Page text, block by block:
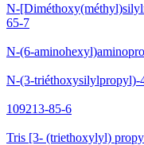
N-
65-7
N-(6-
N-(3-triéthoxysilylpropyl)-
109213-85-6
Tris [3- (triethoxylyl)